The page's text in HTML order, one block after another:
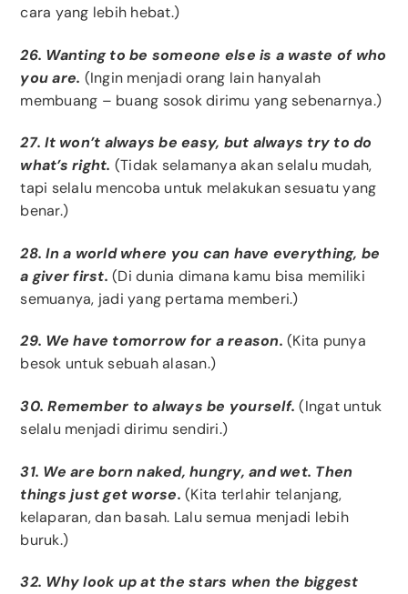
cara yang lebih hebat.)
26. Wanting to be someone else is a waste of who
you are. (Ingin menjadi orang lain hanyalah
membuang – buang sosok dirimu yang sebenarnya.)
27. It won’t always be easy, but always try to do
what’s right. (Tidak selamanya akan selalu mudah,
tapi selalu mencoba untuk melakukan sesuatu yang
benar.)
28. In a world where you can have everything, be
a giver first.(Di dunia dimana kamu bisa memiliki
semuanya, jadi yang pertama memberi.)
29. We have tomorrow for a reason.(Kita punya
besok untuk sebuah alasan.)
30. Remember to always be yourself.(Ingat untuk
selalu menjadi dirimu sendiri.)
31. We are born naked, hungry, and wet. Then
things just get worse.(Kita terlahir telanjang,
kelaparan, dan basah. Lalu semua menjadi lebih
buruk.)
32. Why look up at the stars when the biggest